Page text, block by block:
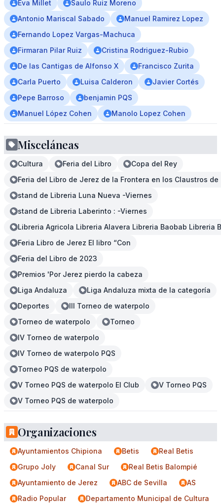
Eva Millet
Saulo Ruiz Moreno
Antonio Mariscal Sabado
Manuel Ramirez Lopez
Fernando Lopez Vargas-Machuca
Firmaran Pilar Ruiz
Cristina Rodriguez-Rubio
De las Cantigas de Alfonso X
Francisco Zurita
Carla Puerto
Luisa Calderon
Javier Cortés
Pepe Barroso
benjamin PQS
Manuel López Cohen
Manolo Lopez Cohen
Misceláneas
Cultura Feria del Libro
Copa del Rey
Feria del Libro de Jerez de la Frontera en los Claustros de
stand de Libreria Luna Nueva -Viernes
stand de Libreria Laberinto : -Viernes
Libreria Agricola Libreria Alavera Libreria Baobab Libreria
Feria Libro de Jerez El libro “Con
Feria del Libro de 2023
Premios 'Por Jerez pierdo la cabeza
Liga Andaluza
Liga Andaluza mixta de la categoría
Deportes
III Torneo de waterpolo
Torneo de waterpolo
Torneo
IV Torneo de waterpolo
IV Torneo de waterpolo PQS
Torneo PQS de waterpolo
V Torneo PQS de waterpolo El Club
V Torneo PQS
V Torneo PQS de waterpolo
Organizaciones
Ayuntamientos Chipiona Betis
Real Betis
Grupo Joly
Canal Sur
Real Betis Balompié
Ayuntamiento de Jerez
ABC de Sevilla
AS
Radio Popular
Departamento Municipal de Cultura